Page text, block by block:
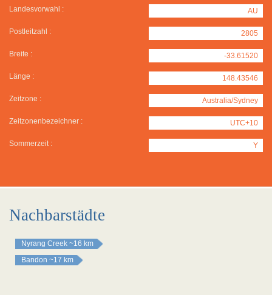
Landesvorwahl : AU
Postleitzahl : 2805
Breite : -33.61520
Länge : 148.43546
Zeitzone : Australia/Sydney
Zeitzonenbezeichner : UTC+10
Sommerzeit : Y
Nachbarstädte
Nyrang Creek ~16 km
Bandon ~17 km